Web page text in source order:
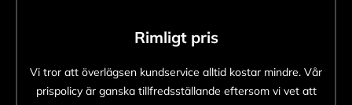
Rimligt pris
Vi tror att överlägsen kundservice alltid kostar mindre. Vår
prispolicy är ganska tillfredsställande eftersom vi vet att